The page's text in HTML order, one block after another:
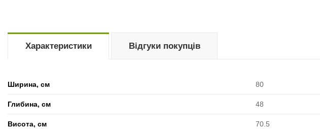
Характеристики
Ширина, см 80
Глибина, см 48
Висота, см 70.5
Відгуки покупців